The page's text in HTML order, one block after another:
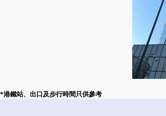
*港鐵站、出口及步行時間只供參考